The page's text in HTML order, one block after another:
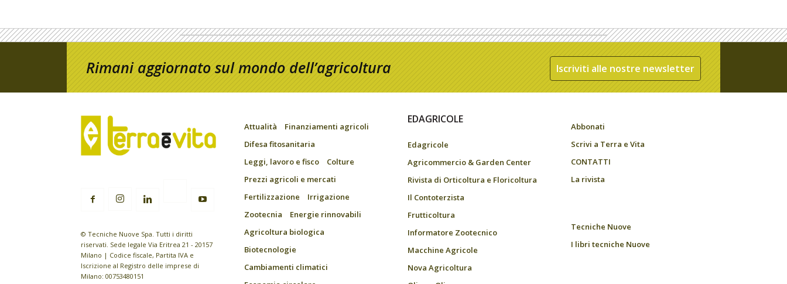
Rimani aggiornato sul mondo dell’agricoltura Iscriviti alle nostre newsletter
© Tecniche Nuove Spa. Tutti i diritti
riservati. Sede legale Via Eritrea 21 - 20157
Milano | Codice fiscale, Partita IVA e
Iscrizione al Registro delle imprese di
Milano: 00753480151
Attualità
Finanziamenti agricoli
Difesa fitosanitaria
Leggi, lavoro e fisco
Colture
Prezzi agricoli e mercati
Fertilizzazione
Irrigazione
Zootecnia
Energie rinnovabili
Agricoltura biologica
Biotecnologie
Cambiamenti climatici
EDAGRICOLE
Edagricole
Agricommercio & Garden Center
Rivista di Orticoltura e Floricoltura
Il Contoterzista
Frutticoltura
Informatore Zootecnico
Macchine Agricole
Nova Agricoltura
Abbonati
Scrivi a Terra e Vita
CONTATTI
La rivista
Tecniche Nuove
I libri tecniche Nuove